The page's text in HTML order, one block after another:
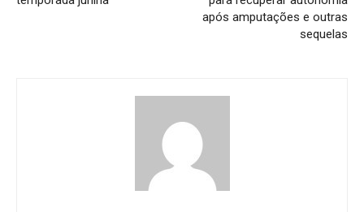
após amputações e outras
sequelas